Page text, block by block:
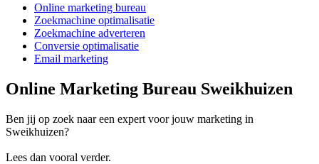
Online marketing bureau
Zoekmachine optimalisatie
Zoekmachine adverteren
Conversie optimalisatie
Email marketing
Online Marketing Bureau Sweikhuizen
Ben jij op zoek naar een expert voor jouw marketing in
Sweikhuizen?
Lees dan vooral verder.